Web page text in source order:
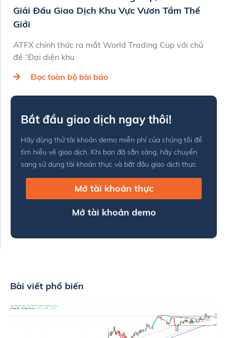
Giải Đấu Giao Dịch Khu Vực Vươn Tầm Thế
Giới
ATFX chính thức ra mắt World Trading Cup với chủ
đề “Đại diện khu
Đọc toàn bộ bài báo
Bắt đầu giao dịch ngay thôi!
Hãy dùng thử tài khoản demo miễn phí của chúng tôi để
tìm hiểu về giao dịch. Khi bạn đã sẵn sàng, hãy chuyển
sang sử dụng tài khoản thực và bắt đầu giao dịch thực.
Mở tài khoản thực
Mở tài khoản demo
Bài viết phổ biến